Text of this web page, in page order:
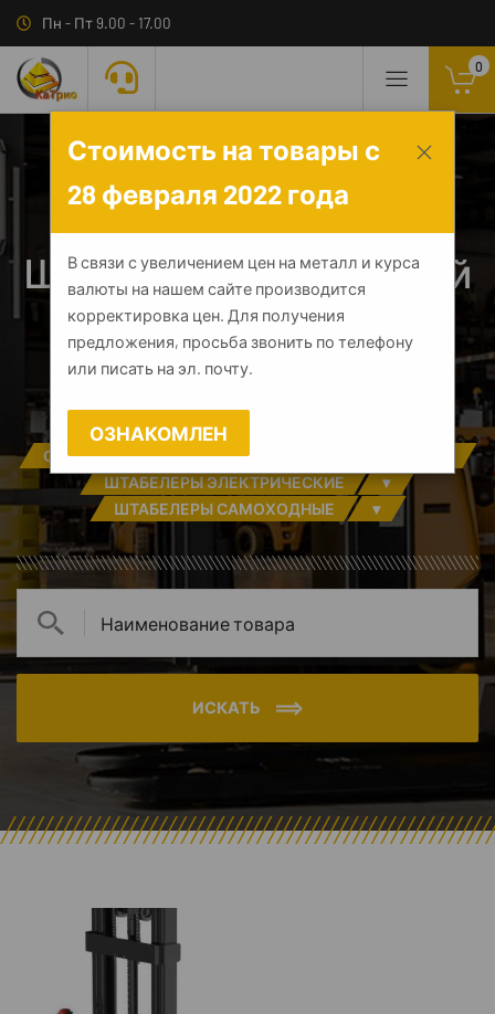
Пн - Пт 9.00 - 17.00
0
Штабелер самоходный
TOR TS12 1,2 т 3,0 м
(сопровождаемый)
ГЛАВНАЯ
СКЛАДСКАЯ ТЕХНИКА
ШТАБЕЛЕРЫ ЭЛЕКТРИЧЕСКИЕ
▾
ШТАБЕЛЕРЫ САМОХОДНЫЕ
▾
ИСКАТЬ
Стоимость на товары с
28 февраля 2022 года
В связи с увеличением цен на металл и курса
валюты на нашем сайте производится
корректировка цен. Для получения
предложения, просьба звонить по телефону
или писать на эл. почту.
ОЗНАКОМЛЕН